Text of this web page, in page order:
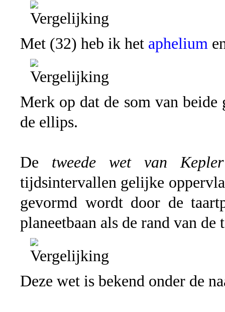
Met (32) heb ik het aphelium
Merk op dat de som van
de ellips.
De tweede wet van Kepler
tijdsintervallen gelijke
gevormd wordt door de
planeetbaan als de rand van
Deze wet is bekend onder de